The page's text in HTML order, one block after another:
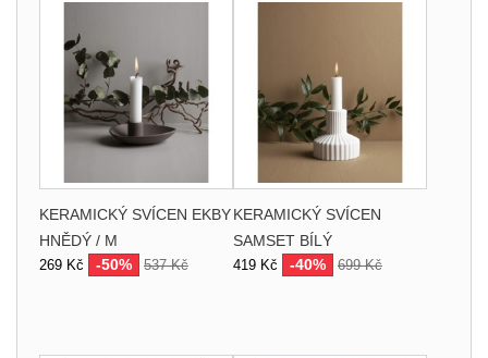
KERAMICKÝ SVÍCEN EKBY
HNĚDÝ / M
269 Kč -50% 537 Kč
KERAMICKÝ SVÍCEN
SAMSET BÍLÝ
419 Kč -40% 699 Kč